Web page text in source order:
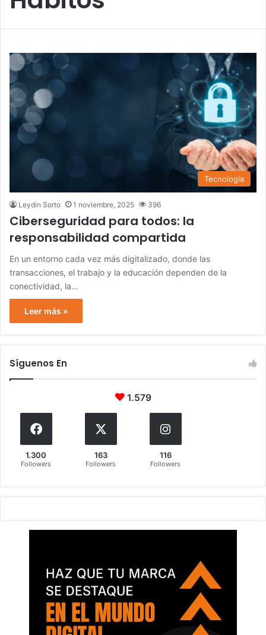
Tecnología
Leydin Sorto 1 noviembre, 2025 396
Ciberseguridad para todos: la
responsabilidad compartida
En un entorno cada vez más digitalizado, donde las
transacciones, el trabajo y la educación dependen de la
conectividad, la…
Leer más »
Síguenos En
1.579
1.300
Followers
163
Followers
116
Followers